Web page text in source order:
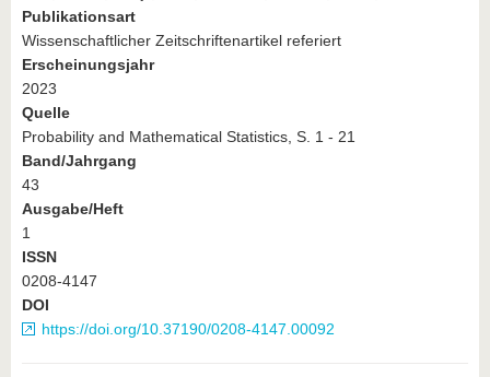
Publikationsart
Wissenschaftlicher Zeitschriftenartikel referiert
Erscheinungsjahr
2023
Quelle
Probability and Mathematical Statistics, S. 1 - 21
Band/Jahrgang
43
Ausgabe/Heft
1
ISSN
0208-4147
DOI
https://doi.org/10.37190/0208-4147.00092